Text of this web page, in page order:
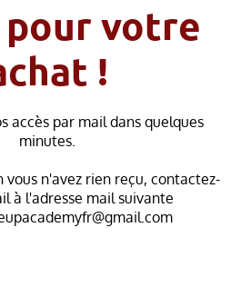
votre
!
accès par mail dans quelques
minutes.
n'avez rien reçu, contactez-
à l'adresse mail suivante